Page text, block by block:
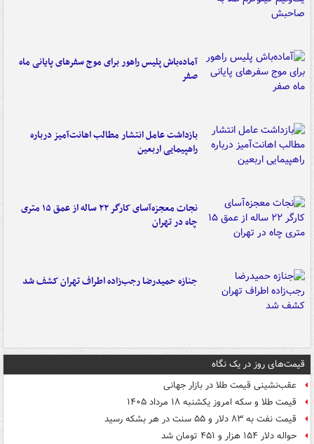
آماده‌باش پلیس راهور برای موج سفرهای پایانی ماه
صفر
بازداشت عامل انتشار مطالب اهانت‌آمیز درباره
راهپیمایی اربعین
نجات معجزه‌آسای کارگر ۲۲ ساله از عمق ۱۵ متری
چاه در تهران
جنازه حمیدرضا رجب‌زاده اطراف تهران کشف شد
قیمت‌های روز در یک نگاه
عقب‌نشینی قیمت طلا در بازار جهانی
قیمت طلا و سکه امروز یکشنبه ۱۸ مرداد ۱۴۰۵
قیمت نفت به ۸۳ دلار و ۵۵ سنت در هر بشکه رسید
حواله دلار ۱۵۴ هزار و ۴۵۱ تومان شد